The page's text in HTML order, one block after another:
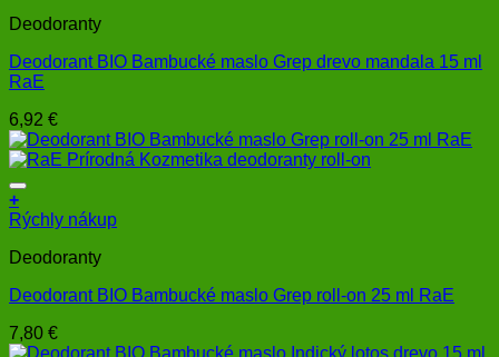
Deodoranty
Deodorant BIO Bambucké maslo Grep drevo mandala 15 ml
RaE
6,92 €
+
Rýchly nákup
Deodoranty
Deodorant BIO Bambucké maslo Grep roll-on 25 ml RaE
7,80 €